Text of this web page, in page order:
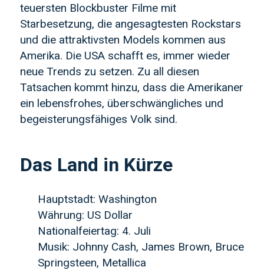
teuersten Blockbuster Filme mit
Starbesetzung, die angesagtesten Rockstars
und die attraktivsten Models kommen aus
Amerika. Die USA schafft es, immer wieder
neue Trends zu setzen. Zu all diesen
Tatsachen kommt hinzu, dass die Amerikaner
ein lebensfrohes, überschwängliches und
begeisterungsfähiges Volk sind.
Das Land in Kürze
Hauptstadt: Washington
Währung: US Dollar
Nationalfeiertag: 4. Juli
Musik: Johnny Cash, James Brown, Bruce
Springsteen, Metallica